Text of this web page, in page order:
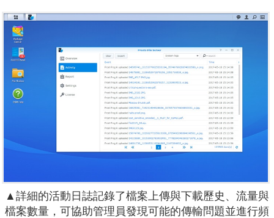
▲詳細的活動日誌記錄了檔案上傳與下載歷史、流量與
檔案數量，可協助管理員發現可能的傳輸問題並進行頻